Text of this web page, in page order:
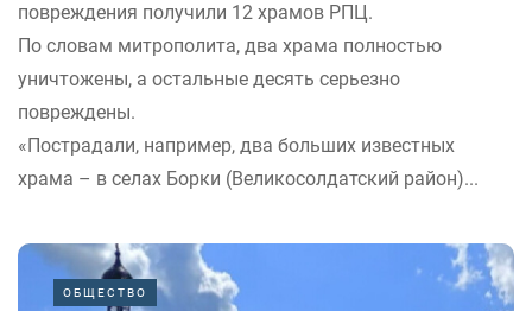
повреждения получили 12 храмов РПЦ.
По словам митрополита, два храма полностью
уничтожены, а остальные десять серьезно
повреждены.
«Пострадали, например, два больших известных
храма – в селах Борки (Великосолдатский район)...
ОБЩЕСТВО